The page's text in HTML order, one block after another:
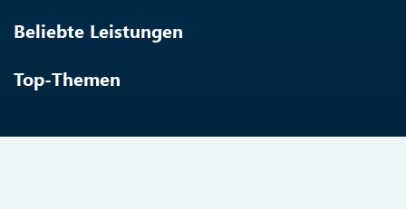
Beliebte Leistungen
Top-Themen